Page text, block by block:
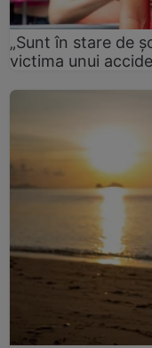
„Sunt în stare de
victima unui